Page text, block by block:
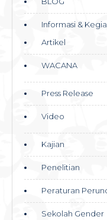
Informasi &
Artikel
WACANA
Press Release
Video
Kajian
Penelitian
Peraturan
Sekolah Gender